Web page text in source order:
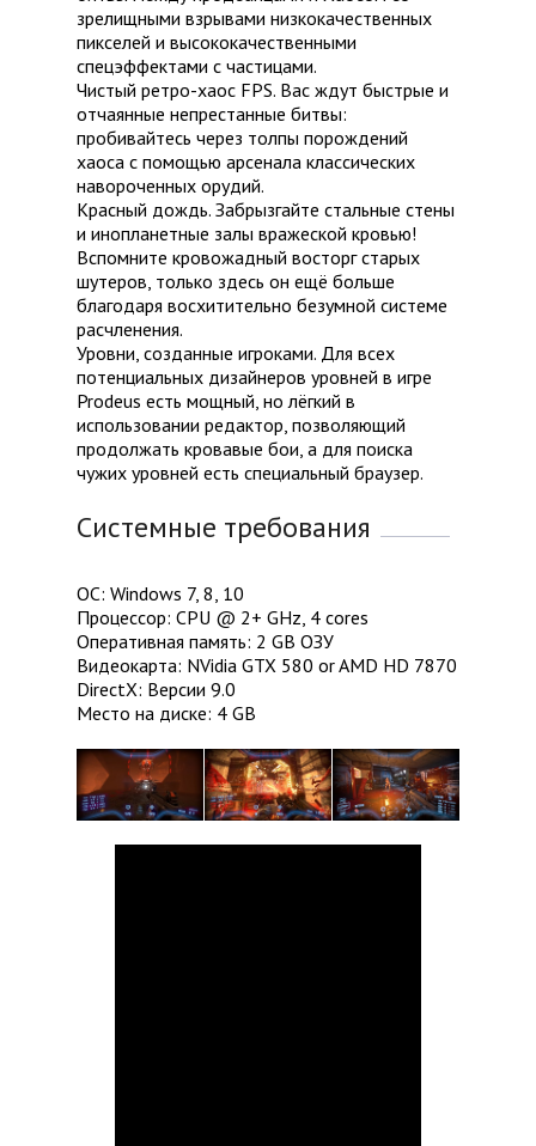
зрелищными взрывами низкокачественных
пикселей и высококачественными
спецэффектами с частицами.
Чистый ретро-хаос FPS. Вас ждут быстрые и
отчаянные непрестанные битвы:
пробивайтесь через толпы порождений
хаоса с помощью арсенала классических
навороченных орудий.
Красный дождь. Забрызгайте стальные стены
и инопланетные залы вражеской кровью!
Вспомните кровожадный восторг старых
шутеров, только здесь он ещё больше
благодаря восхитительно безумной системе
расчленения.
Уровни, созданные игроками. Для всех
потенциальных дизайнеров уровней в игре
Prodeus есть мощный, но лёгкий в
использовании редактор, позволяющий
продолжать кровавые бои, а для поиска
чужих уровней есть специальный браузер.
Системные требования
ОС: Windows 7, 8, 10
Процессор: CPU @ 2+ GHz, 4 cores
Оперативная память: 2 GB ОЗУ
Видеокарта: NVidia GTX 580 or AMD HD 7870
DirectX: Версии 9.0
Место на диске: 4 GB